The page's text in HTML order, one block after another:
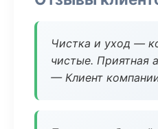
Чистка и уход —
чистые. Приятная
— Клиент